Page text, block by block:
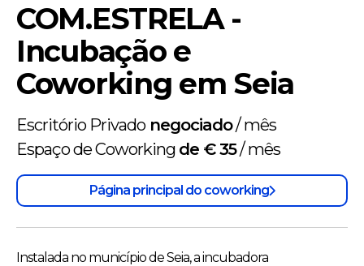
COM.ESTRELA -
Incubação e
Coworking em Seia
Escritório Privadonegociado/mês
Espaço de Coworking de € 35/mês
Página principal do coworking
Instalada no município de Seia, a incubadora